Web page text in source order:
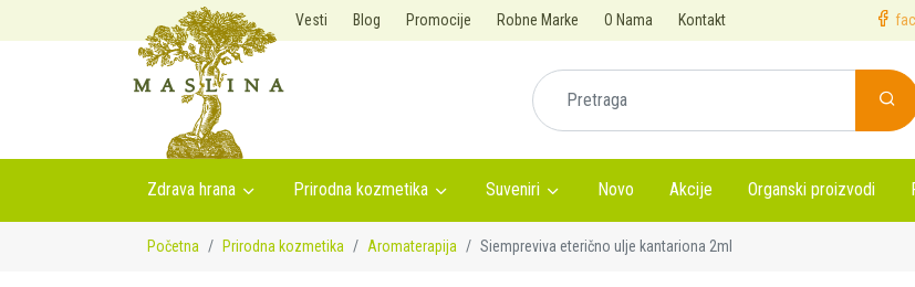
Vesti Blog Promocije Robne Marke O Nama Kontakt
Zdrava hrana Prirodna kozmetika Suveniri Novo Akcije Organski proizvodi
Početna Prirodna kozmetika Aromaterapija Siempreviva eterično ulje kantariona 2ml